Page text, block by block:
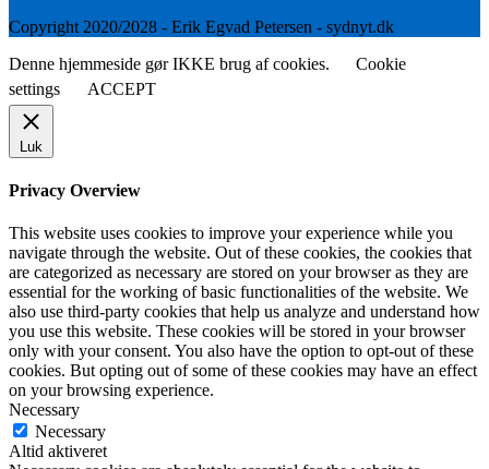
Copyright 2020/2028 - Erik Egvad Petersen - sydnyt.dk
Denne hjemmeside gør IKKE brug af cookies.
Cookie
settings
ACCEPT
Luk
Privacy Overview
This website uses cookies to improve your experience while you
navigate through the website. Out of these cookies, the cookies that
are categorized as necessary are stored on your browser as they are
essential for the working of basic functionalities of the website. We
also use third-party cookies that help us analyze and understand how
you use this website. These cookies will be stored in your browser
only with your consent. You also have the option to opt-out of these
cookies. But opting out of some of these cookies may have an effect
on your browsing experience.
Necessary
Necessary
Altid aktiveret